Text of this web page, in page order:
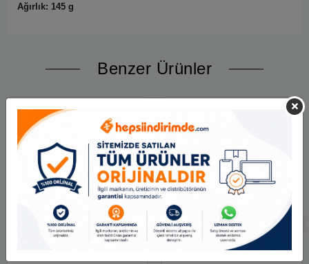
Ağırlık: 145 g
Benzer Ürünler
İzeltaş 6400250600
İzeltaş 14000005346